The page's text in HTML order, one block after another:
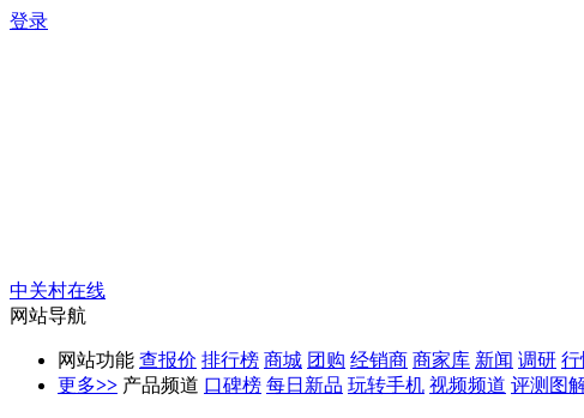
登录
中关村在线
网站导航
网站功能 查报价 排行榜 商城 团购 经销商 商家库 新闻 调研 行
更多>> 产品频道 口碑榜 每日新品 玩转手机 视频频道 评测图